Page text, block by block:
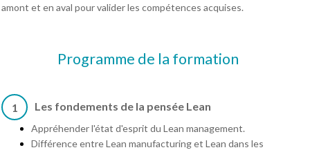
amont et en aval pour valider les compétences acquises.
Programme de la formation
1 Les fondements de la pensée Lean
Appréhender l'état d'esprit du Lean management.
Différence entre Lean manufacturing et Lean dans les